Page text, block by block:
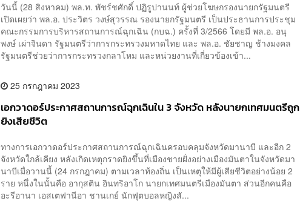
วันนี้ (28 สิงหาคม) พล.ท. พัชร์ชศักดิ์ ปฏิรูปานนท์ ผู้ช่วยโฆษกรองนายกรัฐมนตรี
เปิดเผยว่า พล.อ. ประวิตร วงษ์สุวรรณ รองนายกรัฐมนตรี เป็นประธานการประชุม
คณะกรรมการบริหารสถานการณ์ฉุกเฉิน (กบฉ.) ครั้งที่ 3/2566 โดยมี พล.อ. อนุ
พงษ์ เผ่าจินดา รัฐมนตรีว่าการกระทรวงมหาดไทย และ พล.อ. ชัยชาญ ช้างมงคล
รัฐมนตรีช่วยว่าการกระทรวงกลาโหม และหน่วยงานที่เกี่ยวข้องเข้า...
25 กรกฎาคม 2023
เอกวาดอร์ประกาศสถานการณ์ฉุกเฉินใน 3 จังหวัด หลังนายกเทศมนตรีถูก
ยิงเสียชีวิต
ทางการเอกวาดอร์ประกาศสถานการณ์ฉุกเฉินครอบคลุมจังหวัดมานาบี และอีก 2
จังหวัดใกล้เคียง หลังเกิดเหตุกราดยิงขึ้นที่เมืองชายฝั่งอย่างเมืองมันตาในจังหวัดมา
นาบีเมื่อวานนี้ (24 กรกฎาคม) ตามเวลาท้องถิ่น เป็นเหตุให้มีผู้เสียชีวิตอย่างน้อย 2
ราย หนึ่งในนั้นคือ อากุสติน อินทริอาโก นายกเทศมนตรีเมืองมันตา ส่วนอีกคนคือ
อะรีอานา เอสเตฟานีอา ชานเกย์ นักฟุตบอลหญิงสั...